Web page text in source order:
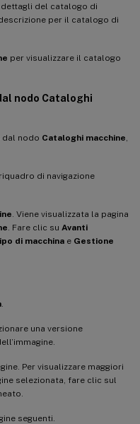
dettagli del catalogo di
per il catalogo di
per visualizzare il catalogo
nodo Cataloghi
dal nodo Cataloghi macchine
di navigazione
. Viene visualizzata la pagina
. Fare clic su Avanti
di macchina e Gestione
una versione
Per visualizzare maggiori
selezionata, fare clic sul
seguenti.